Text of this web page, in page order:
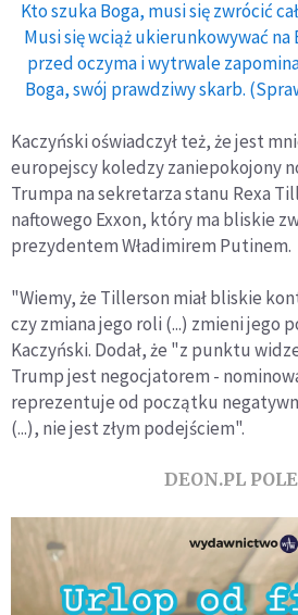
Kto szuka Boga, musi się zwrócić
Musi się wciąż ukierunkowywać na
przed oczyma i wytrwale
Boga, swój prawdziwy skarb.
Kaczyński oświadczył też, że jest
europejscy koledzy zaniepokojony
Trumpa na sekretarza stanu Rexa
naftowego Exxon, który ma bliskie
prezydentem Władimirem Putinem.
"Wiemy, że Tillerson miał bliskie
czy zmiana jego roli (...) zmieni jego
Kaczyński. Dodał, że "z punktu
Trump jest negocjatorem -
reprezentuje od początku
(...), nie jest złym podejściem".
DEON.PL